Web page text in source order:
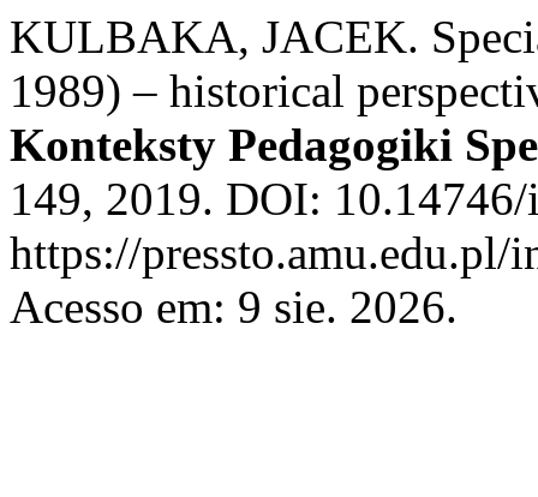
KULBAKA, JACEK.
1989) – historical
Konteksty Pedagogiki
149, 2019. DOI:
https://
Acesso em: 9 sie. 2026.